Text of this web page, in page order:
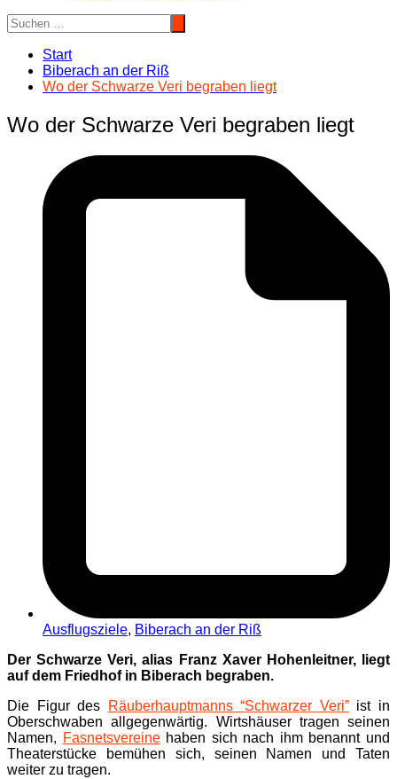
Start
Biberach an der Riß
Wo der Schwarze Veri begraben liegt
Wo der Schwarze Veri begraben liegt
Ausflugsziele, Biberach an der Riß
Der Schwarze Veri, alias Franz Xaver Hohenleitner, liegt
auf dem Friedhof in Biberach begraben.
Die Figur des
Räuberhauptmanns “Schwarzer Veri”ist in
Oberschwaben allgegenwärtig. Wirtshäuser tragen seinen
Namen, Fasnetsvereinehaben sich nach ihm benannt und
Theaterstücke bemühen sich, seinen Namen und Taten
weiter zu tragen.